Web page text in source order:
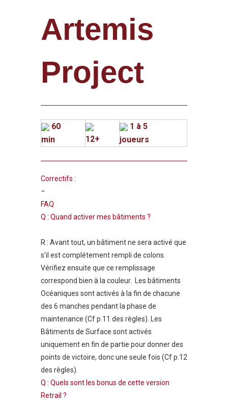
Artemis
Project
60
min
12+
1 à 5
joueurs
Correctifs :
–
FAQ
Q : Quand activer mes bâtiments ?
R : Avant tout, un bâtiment ne sera activé que
s’il est complétement rempli de colons.
Vérifiez ensuite que ce remplissage
correspond bien à la couleur. Les bâtiments
Océaniques sont activés à la fin de chacune
des 6 manches pendant la phase de
maintenance (Cf p.11 des règles). Les
Bâtiments de Surface sont activés
uniquement en fin de partie pour donner des
points de victoire, donc une seule fois (Cf p.12
des règles).
Q : Quels sont les bonus de cette version
Retrail ?